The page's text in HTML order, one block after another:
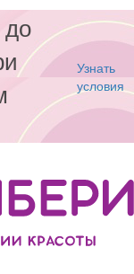
до
Узнать
условия